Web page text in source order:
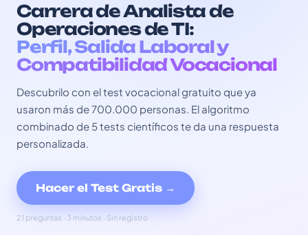
Carrera de Analista de
Operaciones de TI:
Perfil, Salida Laboral y
Compatibilidad Vocacional
Descubrilo con el test vocacional gratuito que ya
usaron más de 700.000 personas. El algoritmo
combinado de 5 tests científicos te da una respuesta
personalizada.
Hacer el Test Gratis →
21 preguntas · 3 minutos · Sin registro